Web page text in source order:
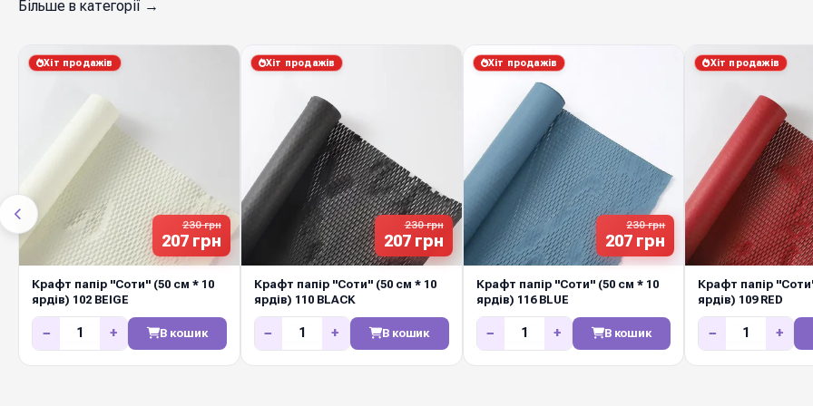
Замовляйте у
щотижневі нові
маркетів і
Більше в категорії →
230 грн
207 грн
Хіт продажів
Крафт папір "Соти" (50 см * 10
ярдів) 102 BEIGE
− + В кошик
230 грн
207 грн
Хіт продажів
Крафт папір "Соти" (50 см * 10
ярдів) 110 BLACK
− + В кошик
230 грн
207 грн
Хіт продажів
Крафт папір "Соти" (50 см * 10
ярдів) 116 BLUE
− + В кошик
Хіт продажів
Крафт папір
ярдів) 109 RED
− +